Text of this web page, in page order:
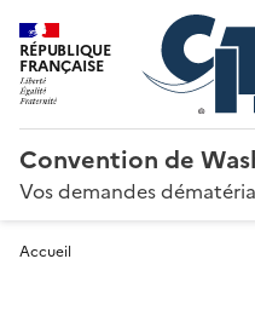
RÉPUBLIQUE
FRANÇAISE
Convention de
Vos demandes
Accueil